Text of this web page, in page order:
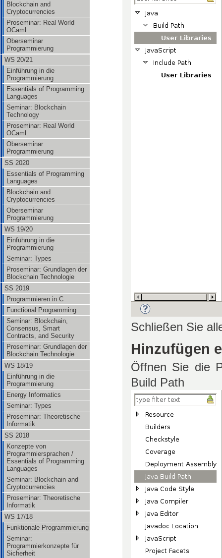
Blockchain and
Cryptocurrencies
Proseminar: Real World
OCaml
Oberseminar
Programmierung
WS 20/21
Einführung in die
Programmierung
Essentials of Programming
Languages
Seminar: Blockchain
Technology
Proseminar: Real World
OCaml
Oberseminar
Programmierung
SS 2020
Essentials of Programming
Languages
Blockchain and
Cryptocurrencies
Oberseminar
Programmierung
WS 19/20
Einführung in die
Programmierung
Seminar: Types
Proseminar: Grundlagen der
Blockchain Technologie
SS 2019
Programmieren in C
Functional Programming
Seminar: Blockchain,
Consensus, Smart
Contracts, and Security
Proseminar: Grundlagen der
Blockchain Technologie
WS 18/19
Einführung in die
Programmierung
Energy Informatics
Seminar: Types
Proseminar: Theoretische
Informatik
SS 2018
Konzepte von
Programmiersprachen /
Essentials of Programming
Languages
Seminar: Blockchain and
Cryptocurrencies
Proseminar: Theoretische
Informatik
WS 17/18
Funktionale Programmierung
Seminar:
Programmierkonzepte für
Sicherheit
Schließen Sie
Hinzufügen
Öffnen Sie die
Build Path